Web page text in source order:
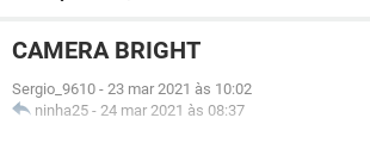
CAMERA BRIGHT
Sergio_9610 - 23 mar 2021 às 10:02
ninha25 - 24 mar 2021 às 08:37